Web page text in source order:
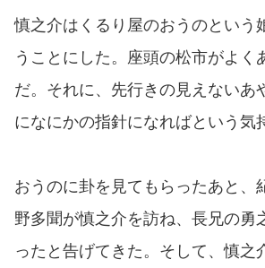
慎之介はくるり屋のおうのという
うことにした。座頭の松市がよく
だ。それに、先行きの見えないあ
になにかの指針になればという気
おうのに卦を見てもらったあと、
野多聞が慎之介を訪ね、長兄の勇
ったと告げてきた。そして、慎之